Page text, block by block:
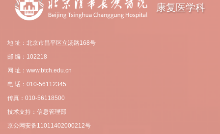
康复医学科
地 址：北京市昌平区立汤路168号
邮 编：102218
网 址：www.btch.edu.cn
电 话：010-56112345
传真：010-56118500
技术支持：信息管理部
京公网安备11011402000212号